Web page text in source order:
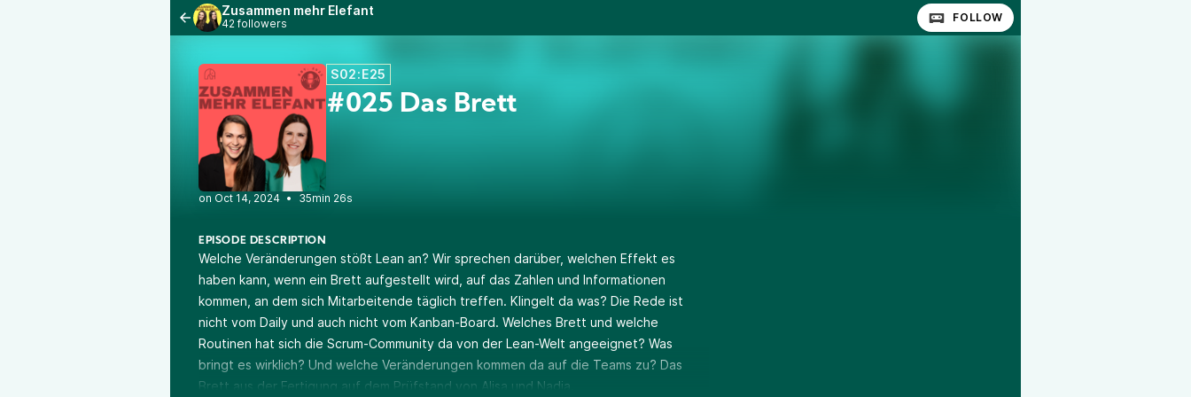
Zusammen mehr Elefant
42 followers FOLLOW
S02:E25
#025 Das Brett
• 35min 26s
EPISODE DESCRIPTION
Welche Veränderungen stößt Lean an? Wir sprechen darüber, welchen Effekt es
haben kann, wenn ein Brett aufgestellt wird, auf das Zahlen und Informationen
kommen, an dem sich Mitarbeitende täglich treffen. Klingelt da was? Die Rede ist
nicht vom Daily und auch nicht vom Kanban-Board. Welches Brett und welche
Routinen hat sich die Scrum-Community da von der Lean-Welt angeeignet? Was
bringt es wirklich? Und welche Veränderungen kommen da auf die Teams zu? Das
Brett aus der Fertigung auf dem Prüfstand von Alisa und Nadja.